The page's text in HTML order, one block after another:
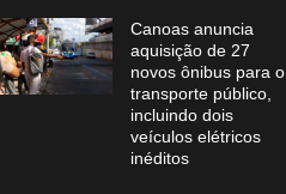
Canoas anuncia
aquisição de 27
novos ônibus para o
transporte público,
incluindo dois
veículos elétricos
inéditos